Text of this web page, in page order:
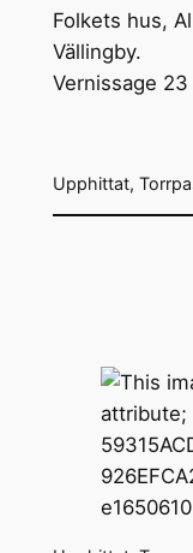
Folkets hus,
Vällingby.
Vernissage
Upphittat,